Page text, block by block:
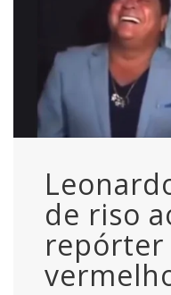
de riso
repórter